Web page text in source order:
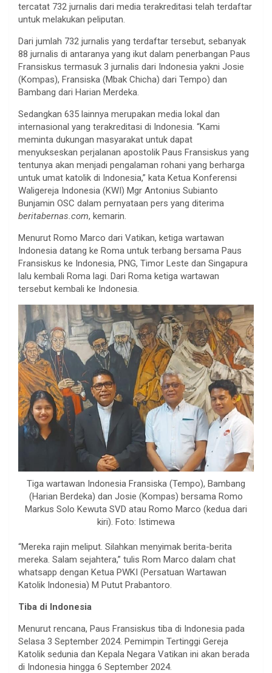
tercatat 732 jurnalis dari media terakreditasi telah terdaftar
untuk melakukan peliputan.
Dari jumlah 732 jurnalis yang terdaftar tersebut, sebanyak
88 jurnalis di antaranya yang ikut dalam penerbangan Paus
Fransiskus termasuk 3 jurnalis dari Indonesia yakni Josie
(Kompas), Fransiska (Mbak Chicha) dari Tempo) dan
Bambang dari Harian Merdeka.
Sedangkan 635 lainnya merupakan media lokal dan
internasional yang terakreditasi di Indonesia. “Kami
meminta dukungan masyarakat untuk dapat
menyukseskan perjalanan apostolik Paus Fransiskus yang
tentunya akan menjadi pengalaman rohani yang berharga
untuk umat katolik di Indonesia,” kata Ketua Konferensi
Waligereja Indonesia (KWI) Mgr Antonius Subianto
Bunjamin OSC dalam pernyataan pers yang diterima
beritabernas.com, kemarin.
Menurut Romo Marco dari Vatikan, ketiga wartawan
Indonesia datang ke Roma untuk terbang bersama Paus
Fransiskus ke Indonesia, PNG, Timor Leste dan Singapura
lalu kembali Roma lagi. Dari Roma ketiga wartawan
tersebut kembali ke Indonesia.
Tiga wartawan Indonesia Fransiska (Tempo), Bambang
(Harian Berdeka) dan Josie (Kompas) bersama Romo
Markus Solo Kewuta SVD atau Romo Marco (kedua dari
kiri). Foto: Istimewa
“Mereka rajin meliput. Silahkan menyimak berita-berita
mereka. Salam sejahtera,” tulis Rom Marco dalam chat
whatsapp dengan Ketua PWKI (Persatuan Wartawan
Katolik Indonesia) M Putut Prabantoro.
Tiba di Indonesia
Menurut rencana, Paus Fransiskus tiba di Indonesia pada
Selasa 3 September 2024. Pemimpin Tertinggi Gereja
Katolik sedunia dan Kepala Negara Vatikan ini akan berada
di Indonesia hingga 6 September 2024.